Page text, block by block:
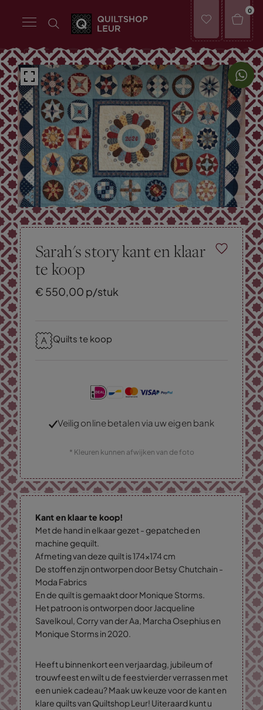
0
Sarah's story kant en klaar
te koop
€ 550,00 p/stuk
Quilts te koop
Veilig online betalen via uw eigen bank
* Kleuren kunnen afwijken van de foto
Kant en klaar te koop!
Met de hand in elkaar gezet - gepatched en
machine gequilt.
Afmeting van deze quilt is 174x174 cm
De stoffen zijn ontworpen door Betsy Chutchain -
Moda Fabrics
En de quilt is gemaakt door Monique Storms.
Het patroon is ontworpen door Jacqueline
Savelkoul, Corry van der Aa, Marcha Osephius en
Monique Storms in 2020.
Heeft u binnenkort een verjaardag, jubileum of
trouwfeest en wilt u de feestvierder verrassen met
een uniek cadeau? Maak uw keuze voor de kant en
klare quilts van Quiltshop Leur! Uiteraard kunt u